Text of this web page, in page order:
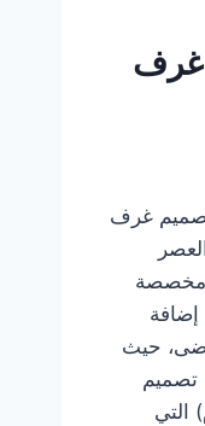
غرف
غرف
مخصصة
إضافة
حيث
تصميم
التي